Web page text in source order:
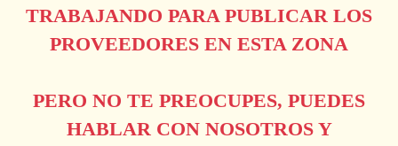
TRABAJANDO PARA PUBLICAR LOS
PROVEEDORES EN ESTA ZONA
PERO NO TE PREOCUPES, PUEDES
HABLAR CON NOSOTROS Y